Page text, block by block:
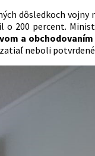
dôsledkoch
o 200 percent.
a
neboli